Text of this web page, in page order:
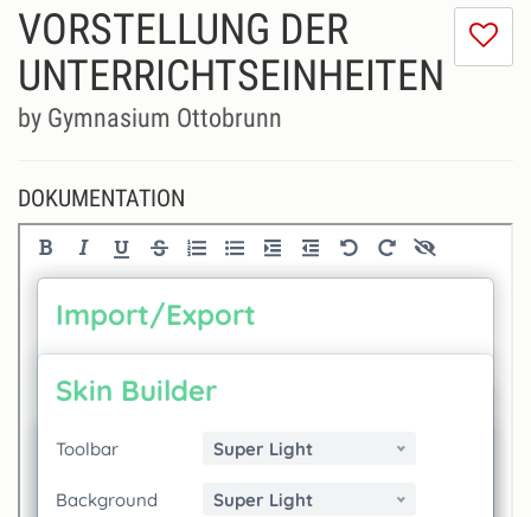
VORSTELLUNG DER
UNTERRICHTSEINHEITEN
by Gymnasium Ottobrunn
DOKUMENTATION